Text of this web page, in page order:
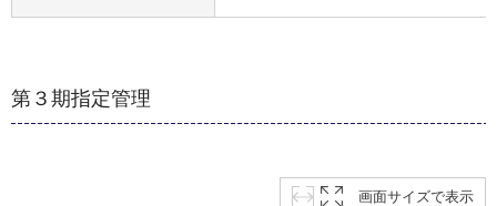
第３期指定管理
画面サイズで表示